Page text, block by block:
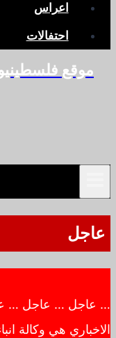
اعراس
احتفالات
موقع
عاجل
… عاجل … عاجل …
الاخباري هي وكالة